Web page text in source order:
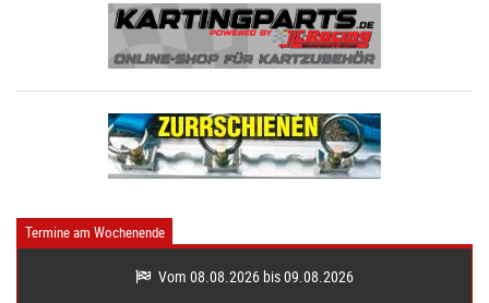
Termine am Wochenende
Vom 08.08.2026 bis 09.08.2026